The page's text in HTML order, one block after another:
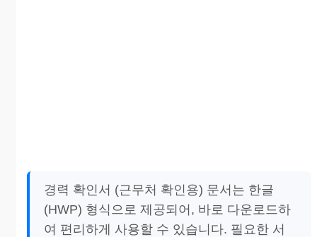
경력 확인서 (근무처 확인용) 문서는 한글
(HWP) 형식으로 제공되어, 바로 다운로드하
여 편리하게 사용할 수 있습니다. 필요한 서